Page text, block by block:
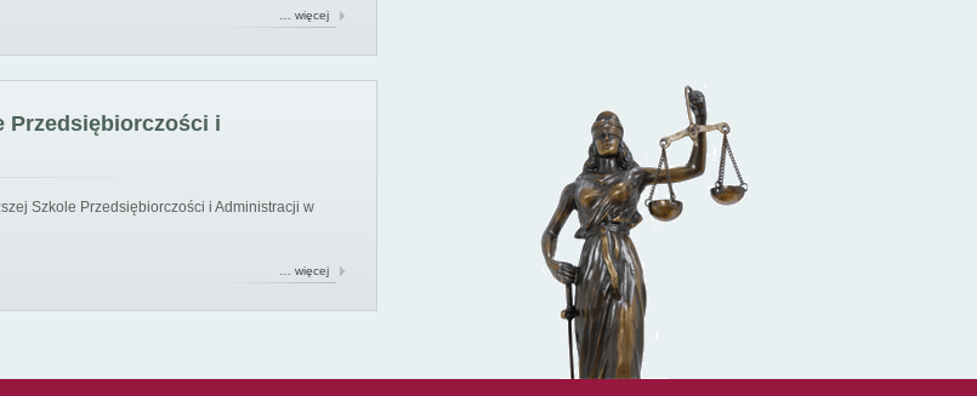
… więcej
Przedsiębiorczości i
Szkole Przedsiębiorczości i Administracji w
… więcej